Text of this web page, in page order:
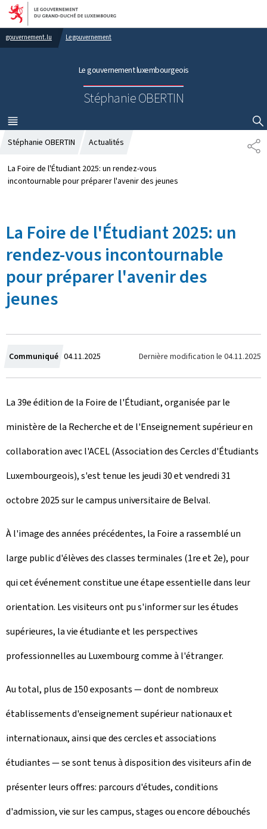
Aller au menu principal
Aller au contenu
gouvernement.lu Le gouvernement
Le gouvernement luxembourgeois
Stéphanie OBERTIN
MENU
PRINCIPAL
AFFICHER / MASQUER LA RECHERCHE
P
A
Stéphanie OBERTIN Actualités
La Foire de l'Étudiant 2025: un rendez-vous
incontournable pour préparer l'avenir des jeunes
La Foire de l'Étudiant 2025: un
rendez-vous incontournable
pour préparer l'avenir des
jeunes
Communiqué C
r
é
e
l
e
04.11.2025 Dernière modification le 04.11.2025
La 39e édition de la Foire de l'Étudiant, organisée par le
ministère de la Recherche et de l'Enseignement supérieur en
collaboration avec l'ACEL (Association des Cercles d'Étudiants
Luxembourgeois), s'est tenue les jeudi 30 et vendredi 31
octobre 2025 sur le campus universitaire de Belval.
À l'image des années précédentes, la Foire a rassemblé un
large public d'élèves des classes terminales (1re et 2e), pour
qui cet événement constitue une étape essentielle dans leur
orientation. Les visiteurs ont pu s'informer sur les études
supérieures, la vie étudiante et les perspectives
professionnelles au Luxembourg comme à l'étranger.
Au total, plus de 150 exposants — dont de nombreux
établissements d'enseignement supérieur nationaux et
internationaux, ainsi que des cercles et associations
étudiantes — se sont tenus à disposition des visiteurs afin de
présenter leurs offres: parcours d'études, conditions
d'admission, vie sur les campus, stages ou encore débouchés